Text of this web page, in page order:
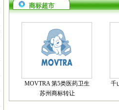
商标超市
MOVTRA 第5类医药卫生
苏州商标转让
千